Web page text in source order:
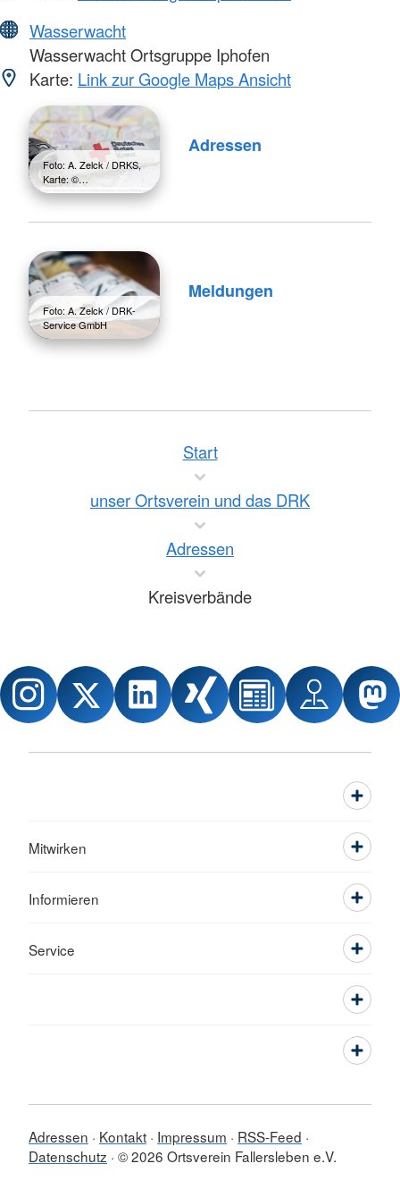
Wasserwacht
Wasserwacht Ortsgruppe Iphofen
Karte: Link zur Google Maps Ansicht
Foto: A. Zelck / DRKS,
Karte: ©…
Adressen
Foto: A. Zelck / DRK-
Service GmbH
Meldungen
Start
unser Ortsverein und das DRK
Adressen
Kreisverbände
Mitwirken
Informieren
Service
Adressen Kontakt Impressum
RSS-Feed
Datenschutz © 2026 Ortsverein Fallersleben e.V.